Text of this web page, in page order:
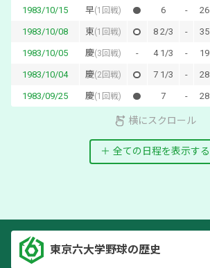
1983/10/15 早(1回戦) 6 - 26
1983/10/08 東(1回戦) 8 2/3 - 35
1983/10/05 慶(3回戦) - 4 1/3 - 19
1983/10/04 慶(2回戦) 7 1/3 - 28
1983/09/25 慶(1回戦) 7 - 28
横にスクロール
全ての日程を表示する
東京六大学野球の歴史